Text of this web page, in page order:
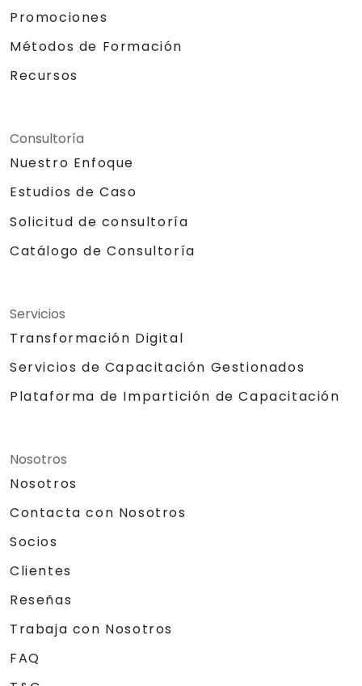
Promociones
Métodos de Formación
Recursos
Consultoría
Nuestro Enfoque
Estudios de Caso
Solicitud de consultoría
Catálogo de Consultoría
Servicios
Transformación Digital
Servicios de Capacitación Gestionados
Plataforma de Impartición de Capacitación
Nosotros
Nosotros
Contacta con Nosotros
Socios
Clientes
Reseñas
Trabaja con Nosotros
FAQ